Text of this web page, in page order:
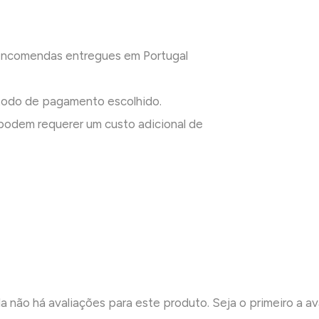
entregues em Portugal
de pagamento escolhido.
requerer um custo adicional de
não há avaliações para este produto. Seja o primeiro a